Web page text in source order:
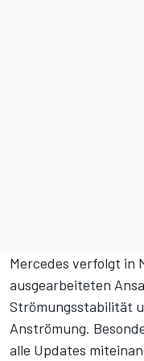
Mercedes verfolgt in
ausgearbeiteten
Strömungsstabilität
Anströmung.
alle Updates